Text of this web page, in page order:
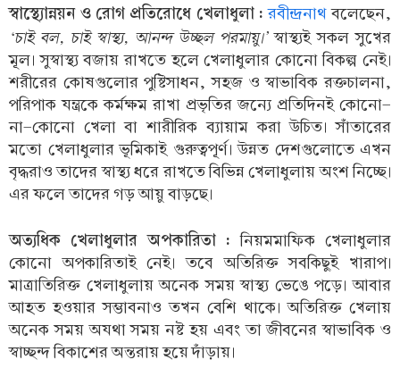
স্বাস্থ্যোন্নয়ন ও রোগ প্রতিরোধে খেলাধুলা : রবীন্দ্রনাথবলেছেন,
‘চাই বল, চাই স্বাস্থ্য, আনন্দ উচ্ছল পরমায়ু।’স্বাস্থ্যই সকল সুখের
মূল। সুস্বাস্থ্য বজায় রাখতে হলে খেলাধুলার কোনো বিকল্প নেই।
শরীরের কোষগুলোর পুষ্টিসাধন, সহজ ও স্বাভাবিক রক্তচালনা,
পরিপাক যন্ত্রকে কর্মক্ষম রাখা প্রভৃতির জন্যে প্রতিদিনই কোনো-
না-কোনো খেলা বা শারীরিক ব্যায়াম করা উচিত। সাঁতারের
মতো খেলাধুলার ভূমিকাই গুরুত্বপূর্ণ। উন্নত দেশগুলোতে এখন
বৃদ্ধরাও তাদের স্বাস্থ্য ধরে রাখতে বিভিন্ন খেলাধুলায় অংশ নিচ্ছে।
এর ফলে তাদের গড় আয়ু বাড়ছে।
অত্যধিক খেলাধুলার অপকারিতা :নিয়মমাফিক খেলাধুলার
কোনো অপকারিতাই নেই। তবে অতিরিক্ত সবকিছুই খারাপ।
মাত্রাতিরিক্ত খেলাধুলায় অনেক সময় স্বাস্থ্য ভেঙে পড়ে। আবার
আহত হওয়ার সম্ভাবনাও তখন বেশি থাকে। অতিরিক্ত খেলায়
অনেক সময় অযথা সময় নষ্ট হয় এবং তা জীবনের স্বাভাবিক ও
স্বাচ্ছন্দ বিকাশের অন্তরায় হয়ে দাঁড়ায়।